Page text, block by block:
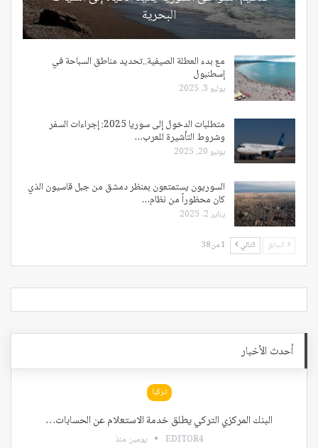
البحرية
مع بدء العطلة الصيفية..تحديد مناطق السباحة في
إسطنبول
يوليو 3, 2025
متطلبات الدخول إلى سوريا 2025: إجراءات السفر
وشروط التأشيرة للعرب…
يونيو 20, 2025
السوريون يستمتعون بمنظر دمشق من جبل قاسيون الذي
كان محظوراً من نظام…
يناير 2, 2025
السابق التالي 1 من 38
أحدث الأخبار
تركيا
البنك المركزي التركي يطلق خدمة الاستعلام عن الحسابات…
EDITOR4 يومين منذ